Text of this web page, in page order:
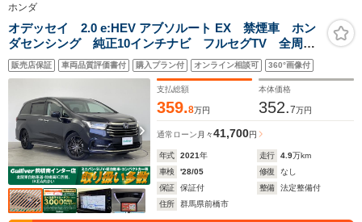
ホンダ
オデッセイ 2.0 e:HEV アブソルート EX 禁煙車 ホン
ダセンシング 純正10インチナビ フルセグTV 全周囲
カメラ 後部席フリップダウンモニター ハーフレザー
シート シートヒーター ブラインドスポットモニタ
ー 両側パワースライドドア ETC
販売店保証 車両品質評価書付 購入プラン付 オンライン相談可 360°画像付
支払総額
359.8万円
本体価格
352.7万円
通常ローン 月々41,700円
年式 2021年 走行 4.9万km
車検
'28/05 修復
なし
保証
保証付 整備
法定整備付
住所
群馬県前橋市